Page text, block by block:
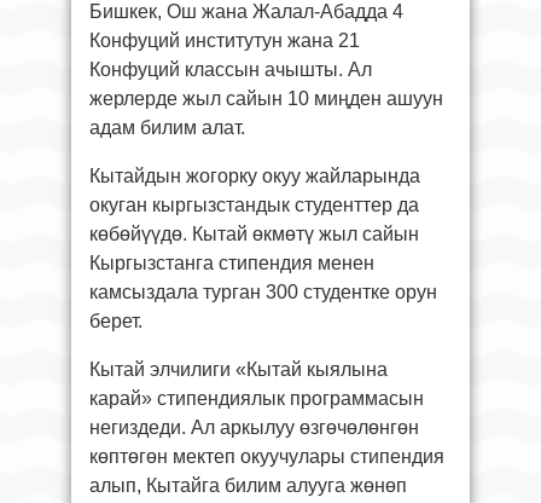
Бишкек, Ош жана Жалал-Абадда 4
Конфуций институтун жана 21
Конфуций классын ачышты. Ал
жерлерде жыл сайын 10 миңден ашуун
адам билим алат.
Кытайдын жогорку окуу жайларында
окуган кыргызстандык студенттер да
көбөйүүдө. Кытай өкмөтү жыл сайын
Кыргызстанга стипендия менен
камсыздала турган 300 студентке орун
берет.
Кытай элчилиги «Кытай кыялына
карай» стипендиялык программасын
негиздеди. Ал аркылуу өзгөчөлөнгөн
көптөгөн мектеп окуучулары стипендия
алып, Кытайга билим алууга жөнөп